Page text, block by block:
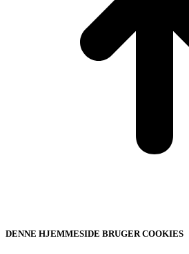
DENNE HJEMMESIDE BRUGER COOKIES